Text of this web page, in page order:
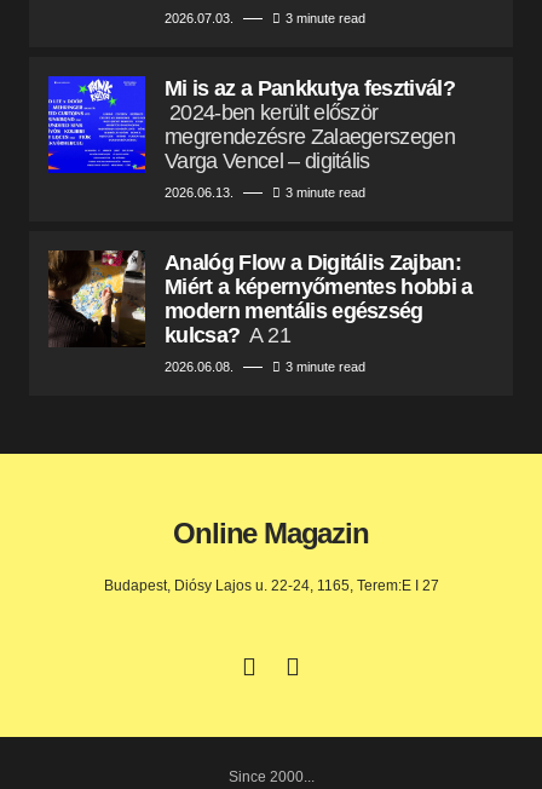
2026.07.03. 3 minute read
Mi is az a Pankkutya fesztivál?
2024-ben került először
megrendezésre Zalaegerszegen
Varga Vencel – digitális
2026.06.13. 3 minute read
Analóg Flow a Digitális Zajban:
Miért a képernyőmentes hobbi a
modern mentális egészség
kulcsa? A 21
2026.06.08. 3 minute read
Online Magazin
Budapest, Diósy Lajos u. 22-24, 1165, Terem:E I 27
Since 2000...